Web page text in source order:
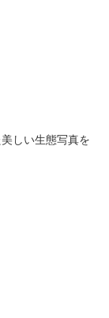
しい生態写真を